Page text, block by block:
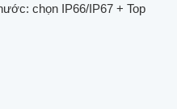
chọn IP66/IP67 + Top